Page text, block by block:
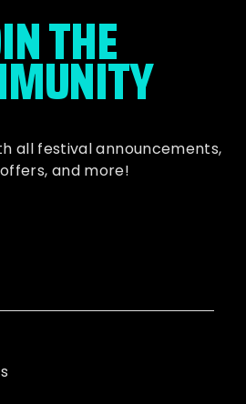
THE
all festivalannouncements,
and more!